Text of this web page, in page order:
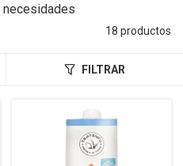
necesidades
18 productos
FILTRAR